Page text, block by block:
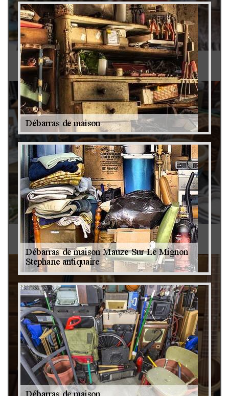
Antiquaire 79
Brocanteur 79